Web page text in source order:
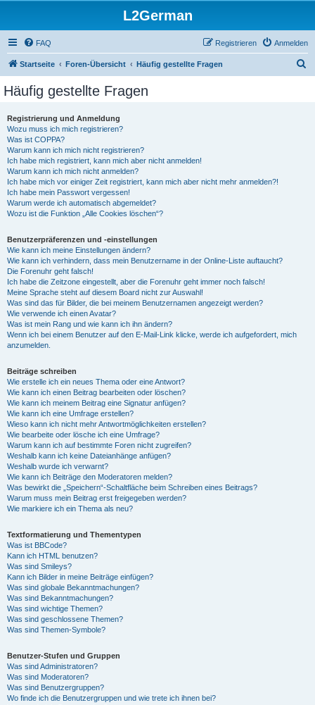
L2German
FAQ Anmelden
Registrieren
Startseite Foren-Übersicht Häufig gestellte Fragen
Häufig gestellte Fragen
Registrierung und Anmeldung
Wozu muss ich mich registrieren?
Was ist COPPA?
Warum kann ich mich nicht registrieren?
Ich habe mich registriert, kann mich aber nicht anmelden!
Warum kann ich mich nicht anmelden?
Ich habe mich vor einiger Zeit registriert, kann mich aber nicht mehr anmelden?!
Ich habe mein Passwort vergessen!
Warum werde ich automatisch abgemeldet?
Wozu ist die Funktion „Alle Cookies löschen“?
Benutzerpräferenzen und -einstellungen
Wie kann ich meine Einstellungen ändern?
Wie kann ich verhindern, dass mein Benutzername in der Online-Liste auftaucht?
Die Forenuhr geht falsch!
Ich habe die Zeitzone eingestellt, aber die Forenuhr geht immer noch falsch!
Meine Sprache steht auf diesem Board nicht zur Auswahl!
Was sind das für Bilder, die bei meinem Benutzernamen angezeigt werden?
Wie verwende ich einen Avatar?
Was ist mein Rang und wie kann ich ihn ändern?
Wenn ich bei einem Benutzer auf den E-Mail-Link klicke, werde ich aufgefordert, mich
anzumelden.
Beiträge schreiben
Wie erstelle ich ein neues Thema oder eine Antwort?
Wie kann ich einen Beitrag bearbeiten oder löschen?
Wie kann ich meinem Beitrag eine Signatur anfügen?
Wie kann ich eine Umfrage erstellen?
Wieso kann ich nicht mehr Antwortmöglichkeiten erstellen?
Wie bearbeite oder lösche ich eine Umfrage?
Warum kann ich auf bestimmte Foren nicht zugreifen?
Weshalb kann ich keine Dateianhänge anfügen?
Weshalb wurde ich verwarnt?
Wie kann ich Beiträge den Moderatoren melden?
Was bewirkt die „Speichern“-Schaltfläche beim Schreiben eines Beitrags?
Warum muss mein Beitrag erst freigegeben werden?
Wie markiere ich ein Thema als neu?
Textformatierung und Thementypen
Was ist BBCode?
Kann ich HTML benutzen?
Was sind Smileys?
Kann ich Bilder in meine Beiträge einfügen?
Was sind globale Bekanntmachungen?
Was sind Bekanntmachungen?
Was sind wichtige Themen?
Was sind geschlossene Themen?
Was sind Themen-Symbole?
Benutzer-Stufen und Gruppen
Was sind Administratoren?
Was sind Moderatoren?
Was sind Benutzergruppen?
Wo finde ich die Benutzergruppen und wie trete ich ihnen bei?